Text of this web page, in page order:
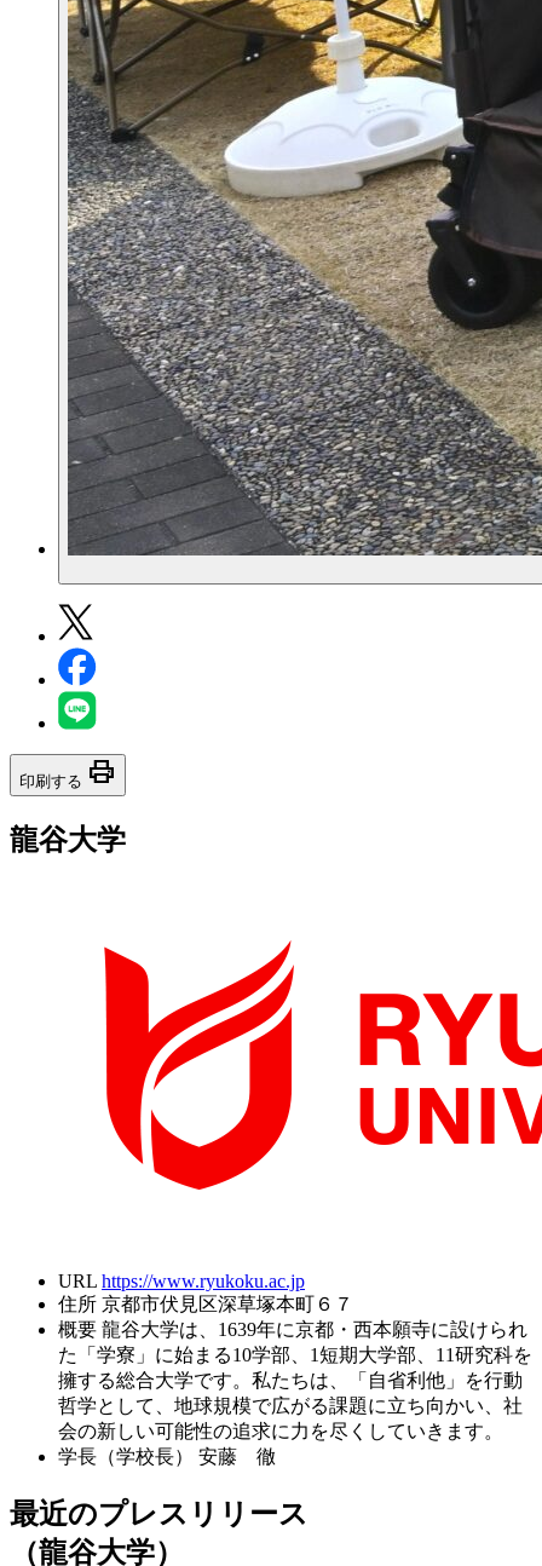
印刷する print
龍谷大学
URL https://www.ryukoku.ac.jp
住所 京都市伏見区深草塚本町６７
概要 龍谷大学は、1639年に京都・西本願寺に設けられ
た「学寮」に始まる10学部、1短期大学部、11研究科を
擁する総合大学です。私たちは、「自省利他」を行動
哲学として、地球規模で広がる課題に立ち向かい、社
会の新しい可能性の追求に力を尽くしていきます。
学長（学校長）
安藤 徹
最近のプレスリリース
（龍谷大学）